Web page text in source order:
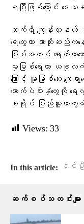
ရပြီဖြစ်ကြောင်း ဒေ
လက်ရှိ ကျွန်းလှနယ်
ရေတွေဟာ ကာဘိုးဆည်ကန
မြစ်အတွင်း ရောက်ကာ
မူးမြစ်ရေဟာ ယခု
ကြောင့် မူးမြစ်ဘေး က
ကောက်ပဲသီးနှံတွေကို ရေ
ခရိုင် ပြည်သူ့ကာကွယ်
Views: 33
In this article: ခင်ဦး
ဆက်စပ်သတင်းများ